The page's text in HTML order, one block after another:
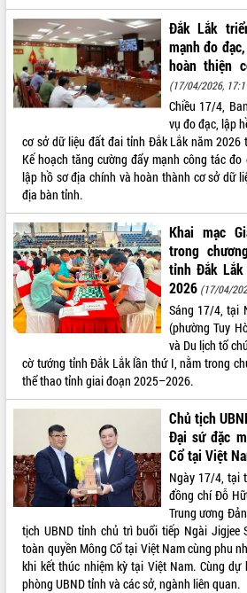
VIDEO
Không có file video nào để phát.
ALBUM ẢNH
LIÊN KẾT WEB
THỐNG KÊ TRUY CẬP
Hôm nay: 23604
Tất cả:
66036344
Đắk Lắk
mạnh đo
hoàn thiện
(17/04/2026,
Chiều 17/4,
vụ đo đạc, lập
cơ sở dữ liệu đất đai tỉnh Đắk Lắk năm 2026
Kế hoạch tăng cường đẩy mạnh công tác đo
lập hồ sơ địa chính và hoàn thành cơ sở dữ
địa bàn tỉnh.
Khai mạc
trong
tỉnh Đắk
2026 (17/04/
Sáng 17/4, tại
(phường Tuy
và Du lịch tổ
cờ tướng tỉnh Đắk Lắk lần thứ I, nằm trong
thể thao tỉnh giai đoạn 2025–2026.
Chủ tịch
Đại sứ đặc
Cổ tại Việt
Ngày 17/4, tại
đồng chí Đỗ
Trung ương
tịch UBND tỉnh chủ trì buổi tiếp Ngài Jigjee
toàn quyền Mông Cổ tại Việt Nam cùng phu
khi kết thúc nhiệm kỳ tại Việt Nam. Cùng
phòng UBND tỉnh và các sở, ngành liên quan.